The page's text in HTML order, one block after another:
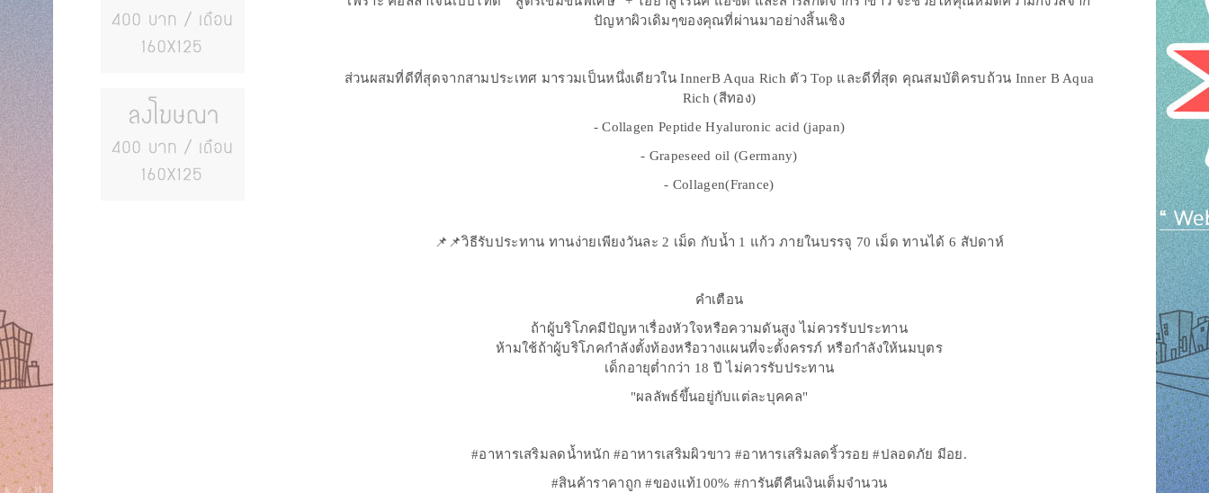
ปัญหาผิวเดิมๆของคุณที่ผ่านมาอย่างสิ้นเชิง
ส่วนผสมที่ดีที่สุดจากสามประเทศ มารวมเป็นหนึ่งเดียวใน InnerB Aqua Rich ตัว Top และดีที่สุด คุณสมบัติครบถ้วน Inner B Aqua
Rich (สีทอง)
- Collagen Peptide Hyaluronic acid (japan)
- Grapeseed oil (Germany)
- Collagen(France)
📌📌วิธีรับประทาน ทานง่ายเพียงวันละ 2 เม็ด กับน้ำ 1 แก้ว ภายในบรรจุ 70 เม็ด ทานได้ 6 สัปดาห์
คำเตือน
ถ้าผู้บริโภคมีปัญหาเรื่องหัวใจหรือความดันสูง ไม่ควรรับประทาน
ห้ามใช้ถ้าผู้บริโภคกำลังตั้งท้องหรือวางแผนที่จะตั้งครรภ์ หรือกำลังให้นมบุตร
เด็กอายุต่ำกว่า 18 ปี ไม่ควรรับประทาน
"ผลลัพธ์ขึ้นอยู่กับแต่ละบุคคล"
#อาหารเสริมลดน้ำหนัก #อาหารเสริมผิวขาว #อาหารเสริมลดริ้วรอย #ปลอดภัย มีอย.
#สินค้าราคาถูก #ของแท้100% #การันตีคืนเงินเต็มจำนวน